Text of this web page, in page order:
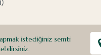
istediğiniz semti